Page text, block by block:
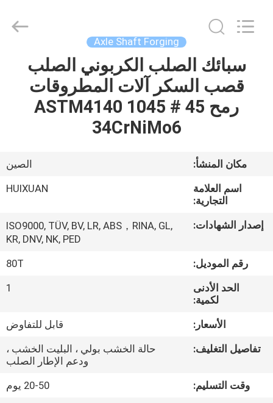
الصفحة
الرئيسية
أشرطة
فيديو
معلومات
جولة
المعمل
الجودة
ENERGY
EQUIPMENT
Axle Shaft Forging
سبائك الصلب الكربوني الصلب
قصب السكر آلات المطروقات
رمح 45 # 1045 ASTM4140
34CrNiMo6
مكان المنشأ:
الصين
اسم العلامة
التجارية:
HUIXUAN
إصدار الشهادات:
ISO9000, TÜV, BV, LR, ABS，RINA, GL,
KR, DNV, NK, PED
رقم الموديل:
80T
الحد الأدنى
لكمية:
1
الأسعار:
قابل للتفاوض
تفاصيل التغليف:
حالة الخشب بولي ، البليت الخشب ،
ودعم الإطار الصلب
وقت التسليم:
20-50 يوم